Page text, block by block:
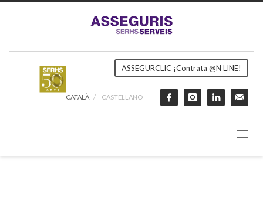
ASSEGURCLIC ¡Contrata @N LINE!
CATALÀ CASTELLANO